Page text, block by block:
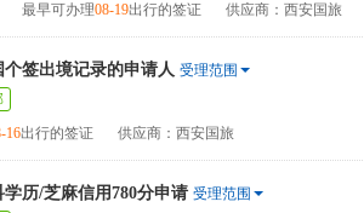
最早可办理08-19出行的签证 供应商：西安国旅
个签出境记录的申请人 受理范围
16出行的签证 供应商：西安国旅
历/芝麻信用780分申请 受理范围